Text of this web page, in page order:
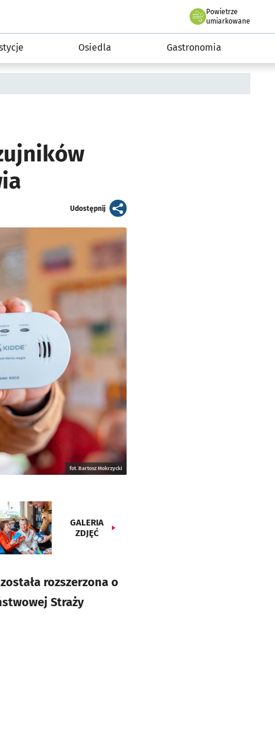
Powietrze
we Wrocławiu
umiarkowane
Osiedla Gastronomia
Udostępnijartykuł
fot. Bartosz Mokrzycki
GALERIA
ZDJĘĆ
rozszerzona o
Straży